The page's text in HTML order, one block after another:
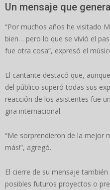
Un mensaje que
“Por muchos años he visitado
bien… pero lo que se vivió el
fue otra cosa”, expresó el
El cantante destacó que,
del público superó todas sus
reacción de los asistentes fue
gira internacional.
“Me sorprendieron de la mejor
más!”, agregó.
El cierre de su mensaje
posibles futuros proyectos o